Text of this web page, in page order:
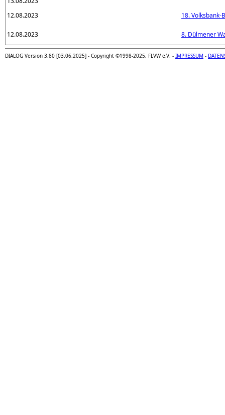
12.08.2023 18. Volksbank-
12.08.2023 8. Dülmener
DIALOG Version 3.80 [03.06.2025] - Copyright ©1998-2025, FLVW e.V. - IMPRESSUM -